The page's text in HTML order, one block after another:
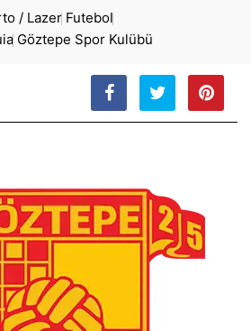
/ Lazer Futebol
Göztepe Spor Kulübü